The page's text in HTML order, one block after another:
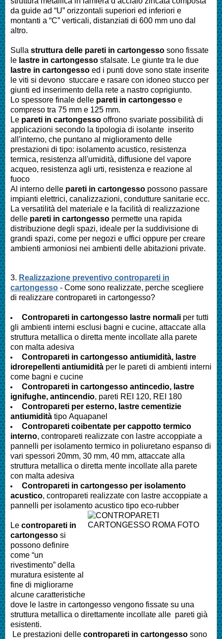
da guide ad “U” orizzontali superiori ed inferiori e
montanti a “C” verticali, distanziati di 600 mm uno dal
altro.
Sulla struttura delle pareti in cartongesso sono fissate
le lastre in cartongesso sfalsate. Le giunte tra le due
lastre in cartongesso ed i punti dove sono state inserite
le viti si devono stuccare e rasare con idoneo stucco per
giunti ed inserimento della rete a nastro coprigiunto.
Lo spessore finale delle pareti in cartongesso e
compreso tra 75 mm e 125 mm.
Le pareti in cartongesso offrono svariate possibilità di
applicazioni secondo la tipologia di isolante inserito
all'interno, che puntano al miglioramento delle
prestazioni di tipo: isolamento acustico, resistenza
termica, resistenza all'umidità, diffusione del vapore
acqueo, resistenza agli urti, resistenza e reazione al
fuoco
Al interno delle pareti in cartongesso possono passare
impianti elettrici, canalizzazioni, condutture sanitarie ecc.
La versatilità del materiale e la facilità di realizzazione
delle pareti in cartongesso permette una rapida
distribuzione degli spazi, ideale per la suddivisione di
grandi spazi, come per negozi e uffici oppure per creare
ambienti armoniosi nei ambienti delle abitazioni private.
3. Realizzazione preventivo contropareti in
cartongesso - Come sono realizzate, perche scegliere
di realizzare contropareti in cartongesso?
Contropareti in cartongesso lastre normali per tutti
gli ambienti interni esclusi bagni e cucine, attaccate alla
struttura metallica o diretta mente incollate alla parete
con malta adesiva
Contropareti in cartongesso antiumidità, lastre
idrorepellenti antiumidità per le pareti di ambienti interni
come bagni e cucine
Contropareti in cartongesso antincedio, lastre
ignifughe, antincendio, pareti REI 120, REI 180
Contropareti per esterno, lastre cementizie
antiumidità tipo Aquapanel
Contropareti coibentate per cappotto termico
interno, contropareti realizzate con lastre accoppiate a
pannelli per isolamento termico in poliuretano espanso di
vari spessori 20mm, 30 mm, 40 mm, attaccate alla
struttura metallica o diretta mente incollate alla parete
con malta adesiva
Contropareti in cartongesso per isolamento
acustico, contropareti realizzate con lastre accoppiate a
pannelli per isolamento acustico tipo eco-rubber
Le contropareti in
cartongesso si
possono definire
come “un
rivestimento” della
muratura esistente al
fine di migliorarne
alcune caratteristiche
dove le lastre in cartongesso vengono fissate su una
struttura metallica o direttamente incollate alle pareti già
esistenti.
Le prestazioni delle contropareti in cartongesso sono